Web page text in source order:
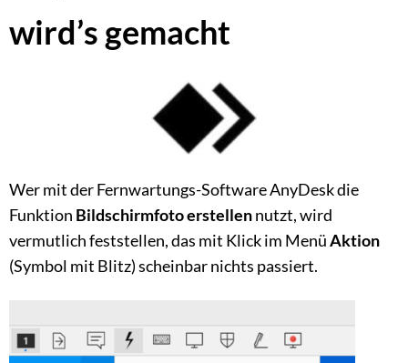
wird’s gemacht
Wer mit der Fernwartungs-Software AnyDesk die
Funktion Bildschirmfoto erstellennutzt, wird
vermutlich feststellen, das mit Klick im MenüAktion
(Symbol mit Blitz) scheinbar nichts passiert.